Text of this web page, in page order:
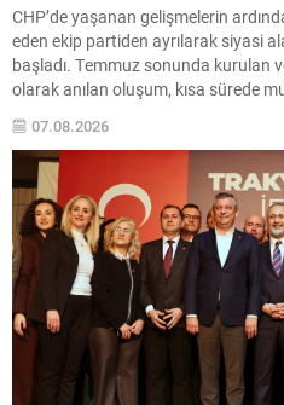
CHP’de yaşanan gelişmelerin
eden ekip partiden ayrılarak siyasi
başladı. Temmuz sonunda kurulan
olarak anılan oluşum, kısa sürede
yansıyınca, partinin tabanda
07.08.2026